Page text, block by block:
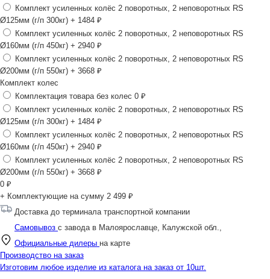
Комплект усиленных колёс 2 поворотных, 2 неповоротных RS
Ø125мм (г/п 300кг) + 1484 ₽
Комплект усиленных колёс 2 поворотных, 2 неповоротных RS
Ø160мм (г/п 450кг) + 2940 ₽
Комплект усиленных колёс 2 поворотных, 2 неповоротных RS
Ø200мм (г/п 550кг) + 3668 ₽
Комплект колес
Комплектация товара без колес 0 ₽
Комплект усиленных колёс 2 поворотных, 2 неповоротных RS
Ø125мм (г/п 300кг) + 1484 ₽
Комплект усиленных колёс 2 поворотных, 2 неповоротных RS
Ø160мм (г/п 450кг) + 2940 ₽
Комплект усиленных колёс 2 поворотных, 2 неповоротных RS
Ø200мм (г/п 550кг) + 3668 ₽
0 ₽
+ Комплектующие на сумму 2 499 ₽
Доставка до терминала транспортной компании
Самовывоз с завода в Малоярославце, Калужской обл.,
Официальные дилеры на карте
Производство на заказ
Изготовим любое изделие из каталога на заказ от 10шт.